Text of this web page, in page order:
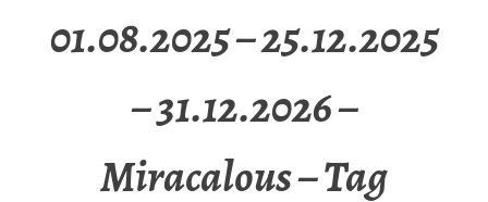
01.08.2025 – 25.12.2025
– 31.12.2026 –
Miracalous – Tag